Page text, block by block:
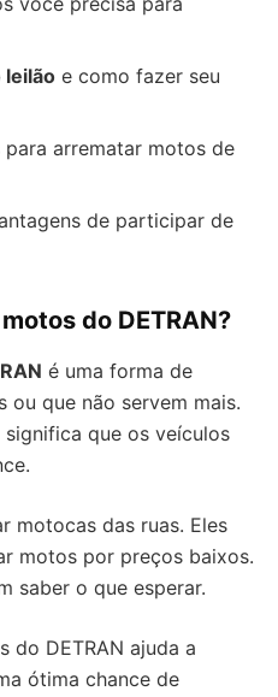
leilão e como fazer seu
arrematar motos de
de participar de
do DETRAN?
é uma forma de
ou que não servem mais.
significa que os veículos
motocas das ruas. Eles
motos por preços baixos.
saber o que esperar.
do DETRAN ajuda a
ótima chance de